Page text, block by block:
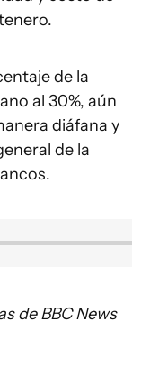
de la
al 30%, aún
diáfana y
de la
de BBC News